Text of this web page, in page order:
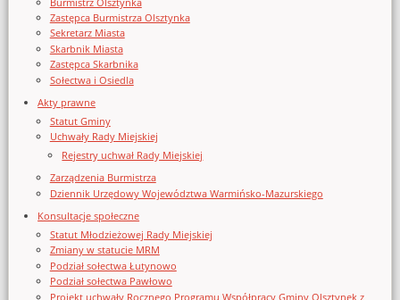
Zastępca Burmistrza Olsztynka
Sekretarz Miasta
Skarbnik Miasta
Zastępca Skarbnika
Sołectwa i Osiedla
Akty prawne
Statut Gminy
Uchwały Rady Miejskiej
Rejestry uchwał Rady Miejskiej
Zarządzenia Burmistrza
Dziennik Urzędowy Województwa Warmińsko-Mazurskiego
Konsultacje społeczne
Statut Młodzieżowej Rady Miejskiej
Zmiany w statucie MRM
Podział sołectwa Łutynowo
Podział sołectwa Pawłowo
Projekt uchwały Rocznego Programu Współpracy Gminy Olsztynek z